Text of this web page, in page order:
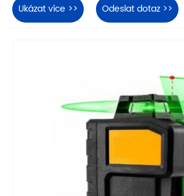
Ukázat více >> Odeslat dotaz >>